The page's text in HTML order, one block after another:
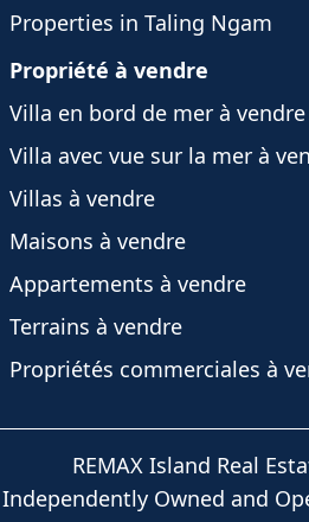
Properties in Taling Ngam
Propriété à vendre
Villa en bord de mer à vendre
Villa avec vue sur la mer à
Villas à vendre
Maisons à vendre
Appartements à vendre
Terrains à vendre
Propriétés commerciales à
REMAX Island Real
Independently Owned and